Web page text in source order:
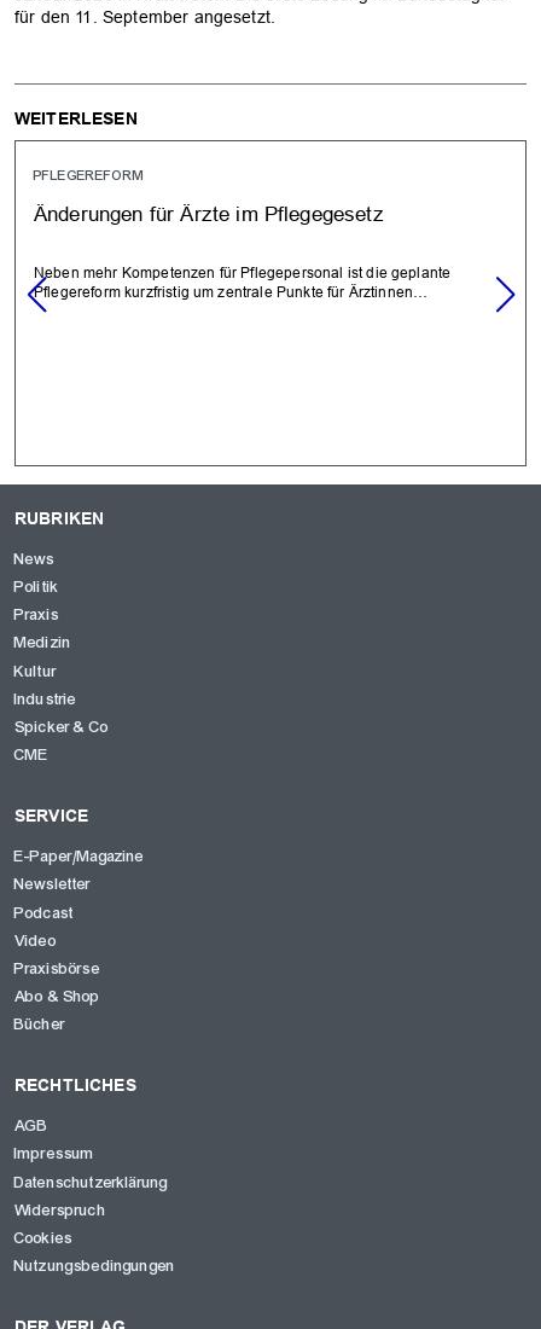
für den 11. September angesetzt.
WEITERLESEN
PFLEGEREFORM
Änderungen für Ärzte im Pflegegesetz
Neben mehr Kompetenzen für Pflegepersonal ist die geplante
Pflegereform kurzfristig um zentrale Punkte für Ärztinnen…
RUBRIKEN
News
Politik
Praxis
Medizin
Kultur
Industrie
Spicker & Co
CME
SERVICE
E-Paper/Magazine
Newsletter
Podcast
Video
Praxisbörse
Abo & Shop
Bücher
RECHTLICHES
AGB
Impressum
Datenschutzerklärung
Widerspruch
Cookies
Nutzungsbedingungen